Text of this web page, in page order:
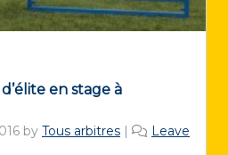
en stage à
by Tous arbitres |
Leave